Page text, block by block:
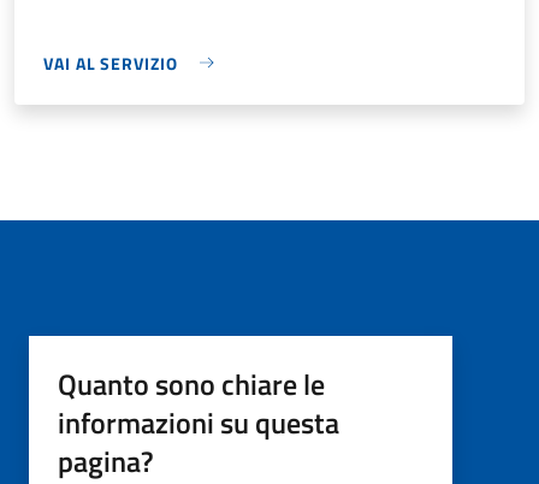
VAI AL SERVIZIO
Quanto sono chiare le
informazioni su questa
pagina?